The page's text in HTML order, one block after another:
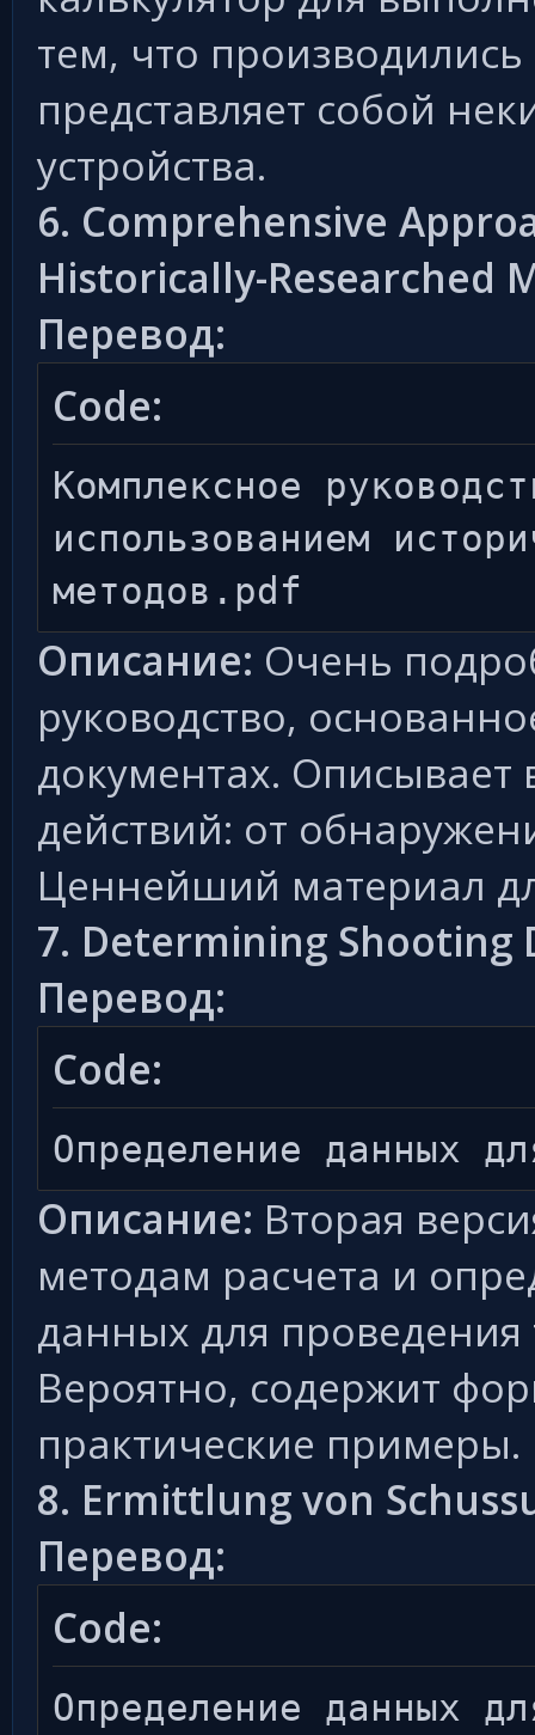
тем, что
представляет собой
устройства.
6. Comprehensive
Historically-Researched
Перевод:
Code:
Комплексное
использованием
методов.pdf
Описание: Очень
руководство,
документах. Описывает
действий: от
Ценнейший материал
7. Determining Shooting
Перевод:
Code:
Определение данных
Описание: Вторая
методам расчета и
данных для
Вероятно, содержит
практические примеры.
8. Ermittlung von
Перевод:
Code:
Определение данных